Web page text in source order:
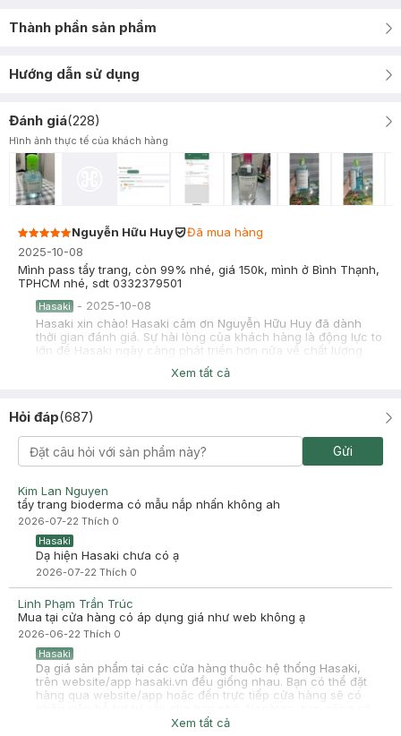
Thành phần sản phẩm
Hướng dẫn sử dụng
Đánh giá(228)
Hình ảnh thực tế của khách hàng
Nguyễn Hữu Huy
Đã mua hàng
2025-10-08
Mình pass tẩy trang, còn 99% nhé, giá 150k, mình ở Bình Thạnh,
TPHCM nhé, sdt 0332379501
Hasaki - 2025-10-08
Hasaki xin chào! Hasaki cảm ơn Nguyễn Hữu Huy đã dành
thời gian đánh giá. Sự hài lòng của khách hàng là động lực to
lớn để Hasaki ngày càng phát triển hơn nữa về chất lượng
dịch vụ. Cảm ơn bạn đã tin tưởng và mua sắm tại Hasaki!
Hồng Nga
Đã mua hàng
2025-10-06
Hasaki -2025-10-06
Hasaki xin chào! Hasaki cảm ơn Hồng Nga đã dành thời gian
đánh giá. Sự hài lòng của khách hàng là động lực to lớn để
Hasaki ngày càng phát triển hơn nữa về chất lượng dịch vụ.
Cảm ơn bạn đã tin tưởng và mua sắm tại Hasaki!
Xem tất cả
Hỏi đáp(687)
Gửi
Kim Lan Nguyen
tẩy trang bioderma có mẫu nắp nhấn không ah
2026-07-22 Thích 0
Hasaki
Dạ hiện Hasaki chưa có ạ
2026-07-22 Thích 0
Linh Phạm Trần Trúc
Mua tại cửa hàng có áp dụng giá như web không ạ
2026-06-22 Thích 0
Hasaki
Dạ giá sản phẩm tại các cửa hàng thuộc hệ thống Hasaki,
trên website/app hasaki.vn đều giống nhau. Bạn có thể đặt
hàng qua website/app hoặc đến trực tiếp cửa hàng sẽ có
thể tự kiểm tra giá sản phẩm tại cửa hàng bằng cách quét mã
Xem tất cả